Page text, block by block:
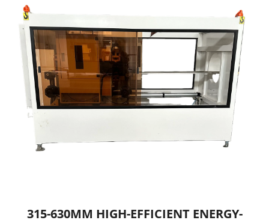
315-630MM HIGH-EFFICIENT ENERGY-